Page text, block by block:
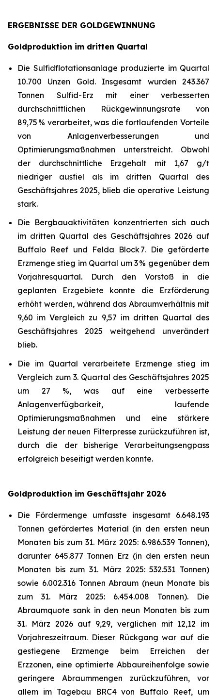
ERGEBNISSE DER GOLDGEWINNUNG
Goldproduktion im dritten Quartal
Die Sulfidflotationsanlage produzierte im Quartal
10.700 Unzen Gold. Insgesamt wurden 243.367
Tonnen Sulfid-Erz mit einer verbesserten
durchschnittlichen Rückgewinnungsrate von
89,75 % verarbeitet, was die fortlaufenden Vorteile
von Anlagenverbesserungen und
Optimierungsmaßnahmen unterstreicht. Obwohl
der durchschnittliche Erzgehalt mit 1,67 g/t
niedriger ausfiel als im dritten Quartal des
Geschäftsjahres 2025, blieb die operative Leistung
stark.
Die Bergbauaktivitäten konzentrierten sich auch
im dritten Quartal des Geschäftsjahres 2026 auf
Buffalo Reef und Felda Block 7. Die geförderte
Erzmenge stieg im Quartal um 3 % gegenüber dem
Vorjahresquartal. Durch den Vorstoß in die
geplanten Erzgebiete konnte die Erzförderung
erhöht werden, während das Abraumverhältnis mit
9,60 im Vergleich zu 9,57 im dritten Quartal des
Geschäftsjahres 2025 weitgehend unverändert
blieb.
Die im Quartal verarbeitete Erzmenge stieg im
Vergleich zum 3. Quartal des Geschäftsjahres 2025
um 27 %, was auf eine verbesserte
Anlagenverfügbarkeit, laufende
Optimierungsmaßnahmen und eine stärkere
Leistung der neuen Filterpresse zurückzuführen ist,
durch die der bisherige Verarbeitungsengpass
erfolgreich beseitigt werden konnte.
Goldproduktion im Geschäftsjahr 2026
Die Fördermenge umfasste insgesamt 6.648.193
Tonnen gefördertes Material (in den ersten neun
Monaten bis zum 31. März 2025: 6.986.539 Tonnen),
darunter 645.877 Tonnen Erz (in den ersten neun
Monaten bis zum 31. März 2025: 532.531 Tonnen)
sowie 6.002.316 Tonnen Abraum (neun Monate bis
zum 31. März 2025: 6.454.008 Tonnen). Die
Abraumquote sank in den neun Monaten bis zum
31. März 2026 auf 9,29, verglichen mit 12,12 im
Vorjahreszeitraum. Dieser Rückgang war auf die
gestiegene Erzmenge beim Erreichen der
Erzzonen, eine optimierte Abbaureihenfolge sowie
geringere Abraummengen zurückzuführen, vor
allem im Tagebau BRC4 von Buffalo Reef, um